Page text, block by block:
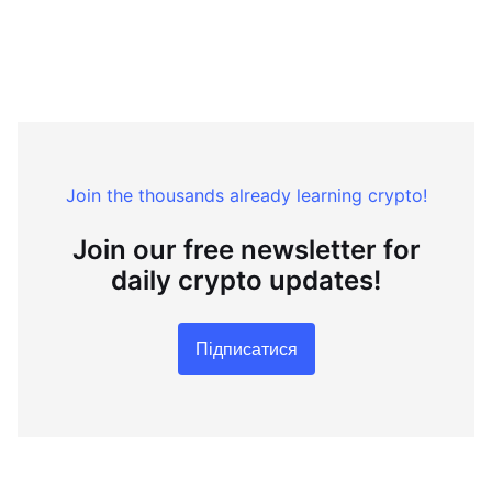
Join the thousands already learning crypto!
Join our free newsletter for
daily crypto updates!
Підписатися